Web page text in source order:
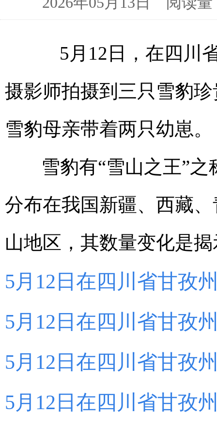
5月12日，在四川省
摄影师拍摄到三只雪豹
雪豹母亲带着两只幼崽。
雪豹有“雪山之王”之
分布在我国新疆、西藏
山地区，其数量变化是
5月12日在四川省甘孜
5月12日在四川省甘孜
5月12日在四川省甘孜
5月12日在四川省甘孜